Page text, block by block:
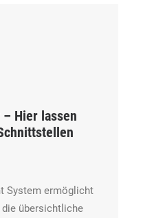
– Hier lassen
System ermöglicht
übersichtliche